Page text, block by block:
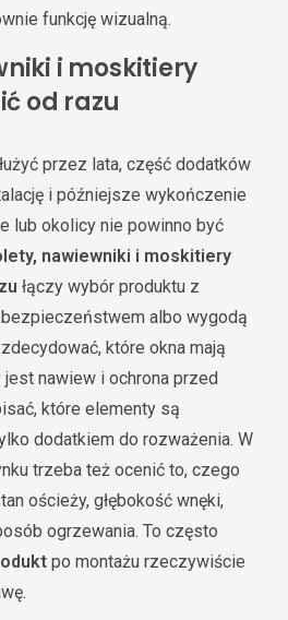
funkcję wizualną.
i moskitiery
od razu
przez lata, część dodatków
i późniejsze wykończenie
lub okolicy nie powinno być
nawiewniki i moskitiery
łączy wybór produktu z
albo wygodą
które okna mają
nawiew i ochrona przed
które elementy są
dodatkiem do rozważenia. W
trzeba też ocenić to, czego
ościeży, głębokość wnęki,
ogrzewania. To często
po montażu rzeczywiście